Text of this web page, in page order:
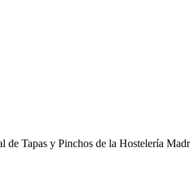
de Tapas y Pinchos de la Hostelería